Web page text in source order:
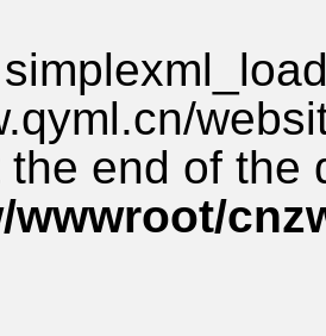
end of the
wwwroot/